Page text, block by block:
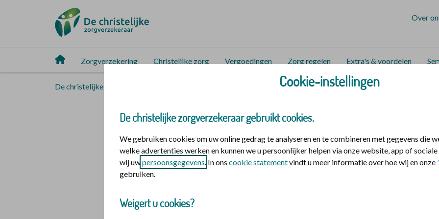
Over
Zorgverzekering Christelijke zorg Vergoedingen Zorg regelen Extra's & voordelen
De christelijke zorgverzekeraar Zorgen voor elkaar en jezelf
Je baan verliezen
Een rouwproces bij het verliezen van een baan wordt nogal eens onderschat.
niet terug en ook gezondheid wordt niet altijd hersteld. Maar een nieuwe
Daarmee is er het gevaar dat het verdriet niet erkend wordt.
Cookie-instellingen
De christelijke zorgverzekeraar gebruikt cookies.
We gebruiken cookies om uw online gedrag te analyseren en te combineren met gegevens die
welke advertenties werken en kunnen we u persoonlijker helpen via onze website, app of
wij uw persoonsgegevens. In ons cookie statementvindt u meer informatie over hoe wij en onze
gebruiken.
Weigert u cookies?